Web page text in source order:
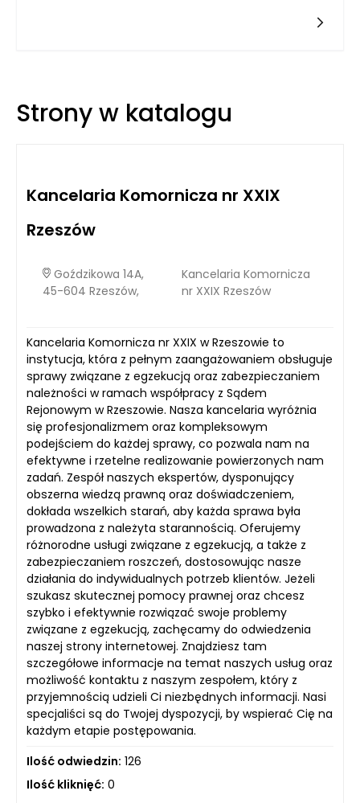
bardziej efektywne podejście do długoterminowego
zarządzania nieruchomościami.
Strony w katalogu
Kancelaria Komornicza nr XXIX
Rzeszów
Goździkowa 14A,
45-604 Rzeszów,
Kancelaria Komornicza
nr XXIX Rzeszów
Kancelaria Komornicza nr XXIX w Rzeszowie to
instytucja, która z pełnym zaangażowaniem obsługuje
sprawy związane z egzekucją oraz zabezpieczaniem
należności w ramach współpracy z Sądem
Rejonowym w Rzeszowie. Nasza kancelaria wyróżnia
się profesjonalizmem oraz kompleksowym
podejściem do każdej sprawy, co pozwala nam na
efektywne i rzetelne realizowanie powierzonych nam
zadań. Zespół naszych ekspertów, dysponujący
obszerna wiedzą prawną oraz doświadczeniem,
dokłada wszelkich starań, aby każda sprawa była
prowadzona z należyta starannością. Oferujemy
różnorodne usługi związane z egzekucją, a także z
zabezpieczaniem roszczeń, dostosowując nasze
działania do indywidualnych potrzeb klientów. Jeżeli
szukasz skutecznej pomocy prawnej oraz chcesz
szybko i efektywnie rozwiązać swoje problemy
związane z egzekucją, zachęcamy do odwiedzenia
naszej strony internetowej. Znajdziesz tam
szczegółowe informacje na temat naszych usług oraz
możliwość kontaktu z naszym zespołem, który z
przyjemnością udzieli Ci niezbędnych informacji. Nasi
specjaliści są do Twojej dyspozycji, by wspierać Cię na
każdym etapie postępowania.
Ilość odwiedzin: 126
Ilość kliknięć: 0